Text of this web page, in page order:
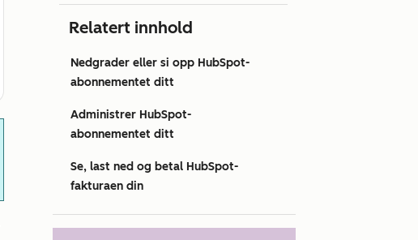
Relatert innhold
Nedgrader eller si opp HubSpot-
abonnementet ditt
Administrer HubSpot-
abonnementet ditt
Se, last ned og betal HubSpot-
fakturaen din